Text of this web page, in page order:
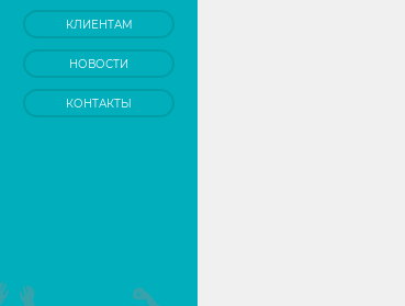
КЛИЕНТАМ
НОВОСТИ
КОНТАКТЫ